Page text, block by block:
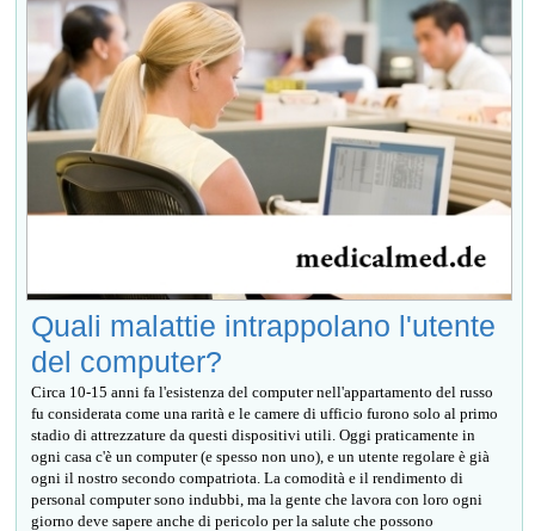
Quali malattie intrappolano l'utente
del computer?
Circa 10-15 anni fa l'esistenza del computer nell'appartamento del russo
fu considerata come una rarità e le camere di ufficio furono solo al primo
stadio di attrezzature da questi dispositivi utili. Oggi praticamente in
ogni casa c'è un computer (e spesso non uno), e un utente regolare è già
ogni il nostro secondo compatriota. La comodità e il rendimento di
personal computer sono indubbi, ma la gente che lavora con loro ogni
giorno deve sapere anche di pericolo per la salute che possono